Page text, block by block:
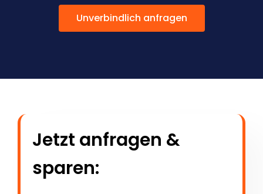
Unverbindlich anfragen
Jetzt anfragen &
sparen: